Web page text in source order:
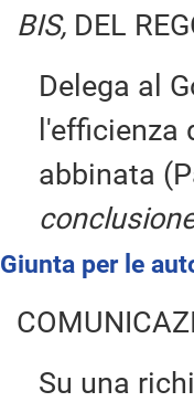
BIS, DEL
Delega al
abbinata
Giunta per le
Su una